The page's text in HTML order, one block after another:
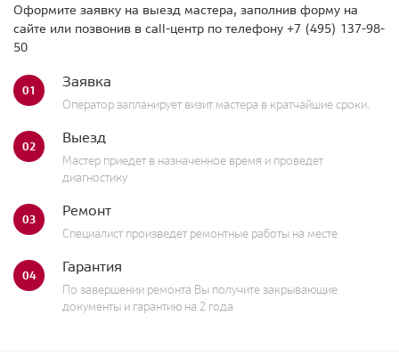
Оформите заявку на выезд мастера, заполнив форму на
сайте или позвонив в call-центр по телефону +7 (495) 137-98-
50
01 Заявка
Оператор запланирует визит мастера в кратчайшие сроки.
02 Выезд
Мастер приедет в назначенное время и проведет
диагностику
03 Ремонт
Специалист произведет ремонтные работы на месте
04 Гарантия
По завершении ремонта Вы получите закрывающие
документы и гарантию на 2 года